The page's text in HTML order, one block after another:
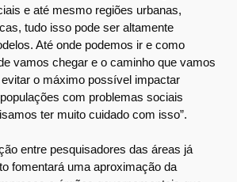
e até mesmo regiões urbanas,
tudo isso pode ser altamente
Até onde podemos ir e como
vamos chegar e o caminho que vamos
o máximo possível impactar
com problemas sociais
ter muito cuidado com isso”.
entre pesquisadores das áreas já
fomentará uma aproximação da